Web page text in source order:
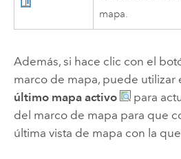
mapa.
Además, si hace clic con el
marco de mapa, puede utilizar
último mapa activo
para
del marco de mapa para que
última vista de mapa con la